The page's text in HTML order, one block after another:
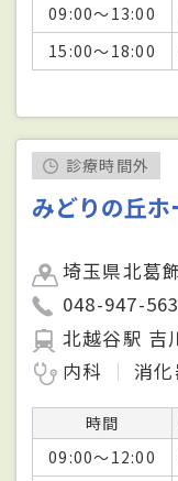
09:00～13:00
15:00～18:00
診療時間外
みどりの丘
埼玉県北葛
048-947-
北越谷駅 吉
内科
消
時間
09:00～12:00